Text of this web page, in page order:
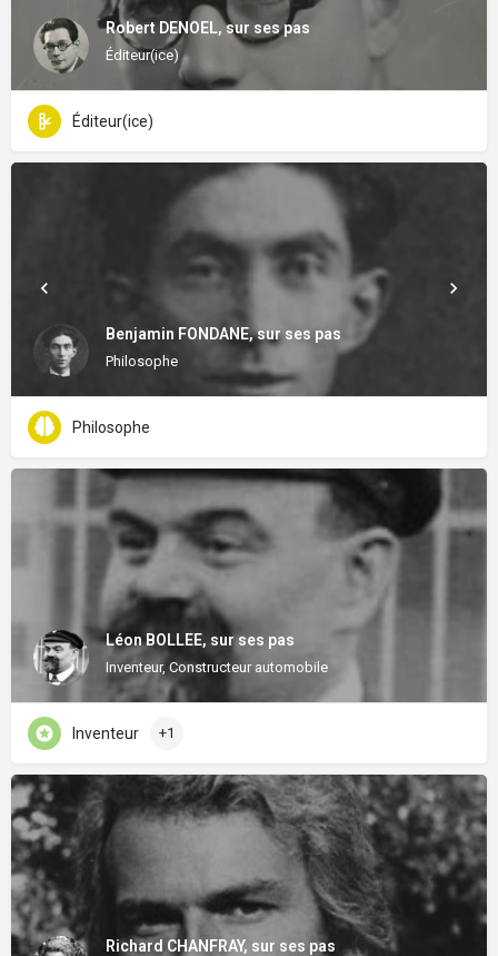
Robert DENOEL, sur ses pas
Éditeur(ice)
Éditeur(ice)
Benjamin FONDANE, sur ses pas
Philosophe
Philosophe
Léon BOLLEE, sur ses pas
Inventeur, Constructeur automobile
Inventeur +1
Richard CHANFRAY, sur ses pas